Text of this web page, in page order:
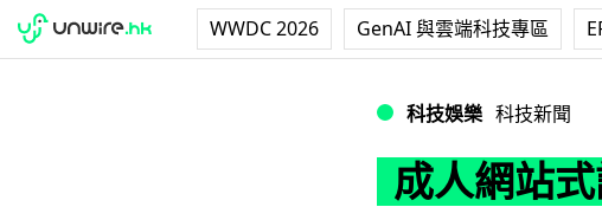
WWDC 2026 GenAI 與雲端科技專區
科技娛樂 科技新聞
成人網站